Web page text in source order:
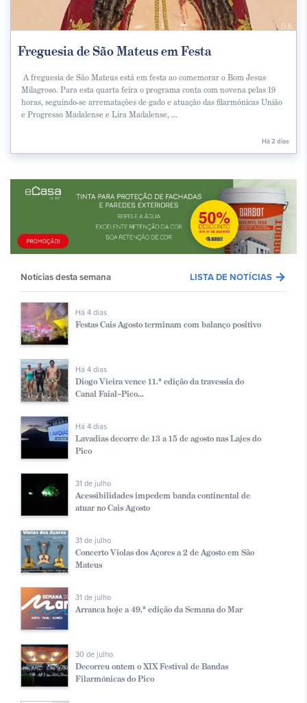
Freguesia de São Mateus em Festa
A freguesia de São Mateus está em festa ao comemorar o Bom Jesus
Milagroso. Para esta quarta feira o programa conta com novena pelas 19
horas, seguindo-se arrematações de gado e atuação das filarmónicas União
e Progresso Madalense e Lira Madalense, ...
Há 2 dias
Notícias desta semana LISTA DE NOTÍCIAS arrow_forward
Há 4 dias
Festas Cais Agosto terminam com balanço positivo
Há 4 dias
Diogo Vieira vence 11.ª edição da travessia do
Canal Faial–Pico...
Há 4 dias
Lavadias decorre de 13 a 15 de agosto nas Lajes do
Pico
31 de julho
Acessibilidades impedem banda continental de
atuar no Cais Agosto
31 de julho
Concerto Violas dos Açores a 2 de Agosto em São
Mateus
31 de julho
Arranca hoje a 49.ª edição da Semana do Mar
30 de julho
Decorreu ontem o XIX Festival de Bandas
Filarmónicas do Pico